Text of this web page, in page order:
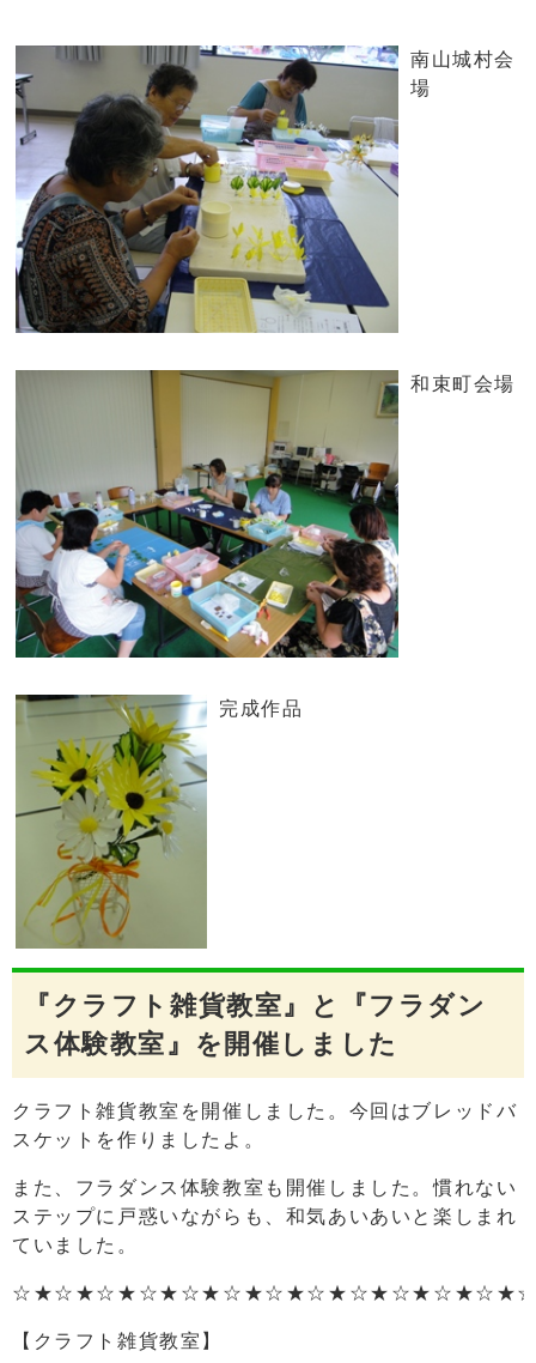
南山城村会
場
和束町会場
完成作品
『クラフト雑貨教室』と『フラダン
ス体験教室』を開催しました
クラフト雑貨教室を開催しました。今回はブレッドバ
スケットを作りましたよ。
また、フラダンス体験教室も開催しました。慣れない
ステップに戸惑いながらも、和気あいあいと楽しまれ
ていました。
【クラフト雑貨教室】